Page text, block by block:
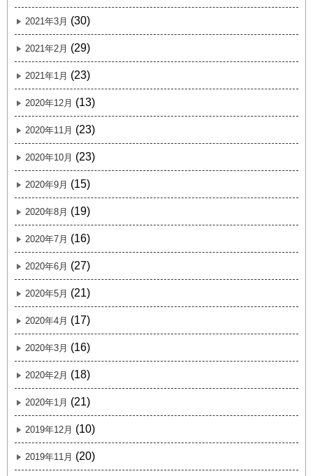
2021年3月 (30)
2021年2月 (29)
2021年1月 (23)
2020年12月 (13)
2020年11月 (23)
2020年10月 (23)
2020年9月 (15)
2020年8月 (19)
2020年7月 (16)
2020年6月 (27)
2020年5月 (21)
2020年4月 (17)
2020年3月 (16)
2020年2月 (18)
2020年1月 (21)
2019年12月 (10)
2019年11月 (20)